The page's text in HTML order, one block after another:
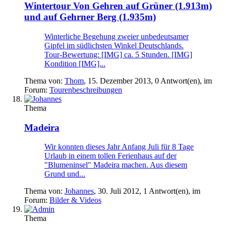
Wintertour Von Gehren auf Grüner (1.913m)
und auf Gehrner Berg (1.935m)
Winterliche Begehung zweier unbedeutsamer
Gipfel im südlichsten Winkel Deutschlands.
Tour-Bewertung: [IMG] ca. 5 Stunden. [IMG]
Kondition [IMG]...
Thema von: Thom, 15. Dezember 2013, 0 Antwort(en), im
Forum: Tourenbeschreibungen
Thema
Madeira
Wir konnten dieses Jahr Anfang Juli für 8 Tage
Urlaub in einem tollen Ferienhaus auf der
"Blumeninsel" Madeira machen. Aus diesem
Grund und...
Thema von: Johannes, 30. Juli 2012, 1 Antwort(en), im
Forum: Bilder & Videos
Thema